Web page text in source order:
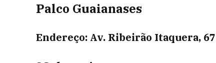
Palco Guaianases
Endereço: Av. Ribeirão Itaquera,